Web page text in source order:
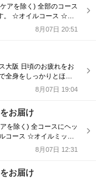
アを除く) 全部のコース
オ
8月07日 20:51
れをお
全身をしっかりとほぐ
良し！ ★高リピートの
8月07日 19:04
お届け
を除く) 全コースにヘッ
コース ☆オイルミック
000 180分 ￥24,000→¥23,000 ☆ボディケアマッサージコース 90分 ￥11,000...
8月07日 12:31
お届け